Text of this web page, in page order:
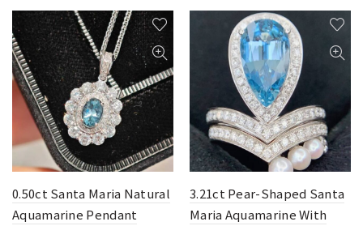
3.21ct Pear-Shaped Santa
Maria Aquamarine With
5.15ct Oval-Shaped Santa
Maria Aquamarine Ring